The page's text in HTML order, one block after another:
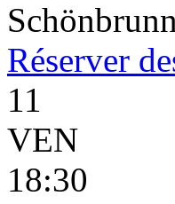
Réserver
11
VEN
18:30